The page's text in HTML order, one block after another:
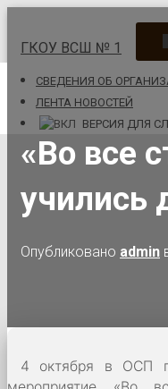
ГКОУ ВСШ № 1
CВЕДЕНИЯ ОБ
ЛЕНТА НОВОСТЕЙ
ВЕРСИЯ ДЛЯ
«Во все
учились
Опубликовано admin
4 октября в ОСП